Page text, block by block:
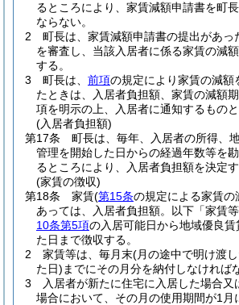
るところにより、家賃減額申請書を町
ならない。
2
町長は、家賃減額申請書の提出があっ
を審査し、当該入居者に係る家賃の減
する。
3
町長は、 前項の規定により家賃の減額
たときは、入居者負担額、家賃の減額
項を明示の上、入居者に通知するものと
(入居者負担額)
第17条
町長は、毎年、入居者の所得、
管理を開始した日からの経過年数等を
るところにより、入居者負担額を決定す
(家賃の徴収)
第18条
家賃(第15条の規定による家賃の
あっては、入居者負担額。以下「家賃
10条第5項の入居可能日から地域優良賃
た日まで徴収する。
2
家賃等は、毎月末(月の途中で明け渡
た日) までにその月分を納付しなければ
3
入居者が新たに住宅に入居した場合又
場合において、その月の使用期間が1月